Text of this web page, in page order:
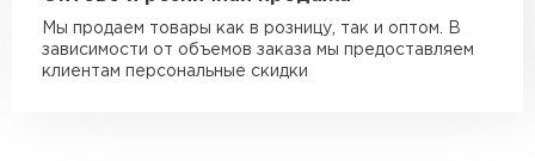
Мы продаем товары как в розницу, так и оптом. В
зависимости от объемов заказа мы предоставляем
клиентам персональные скидки